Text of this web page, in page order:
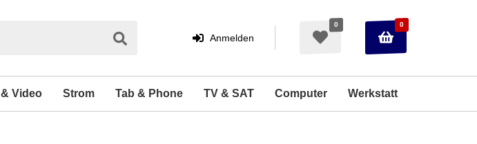
Anmelden
Anmelden Merkzettel
0
Warenkorb
aufklappen
0
Video Strom Tab & Phone TV & SAT Computer Werkstatt